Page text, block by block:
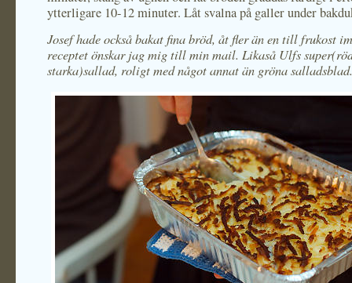
ytterligare 10-12 minuter. Låt svalna på galler under
Josef hade också bakat fina bröd, åt fler än en till frukost
receptet önskar jag mig till min mail. Likaså Ulfs
starka)sallad, roligt med något annat än gröna salladsblad.